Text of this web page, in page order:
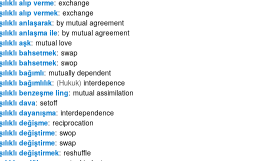
alıp verme exchange
alıp vermek exchange
anlaşarak by mutual agreement
anlaşma ile by mutual agreement
aşk mutual love
bahsetmek swap
bahsetmek swop
bağımlı mutually dependent
bağımlılık (Hukuk) interdepence
benzeşme ling mutual assimilation
dava setoff
dayanışma interdependence
değişme reciprocation
değiştirme swop
değiştirme swap
değiştirmek reshuffle